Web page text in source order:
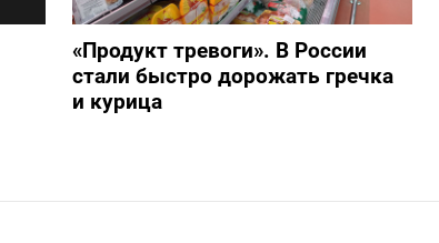
«Продукт тревоги». В России
стали быстро дорожать гречка
и курица